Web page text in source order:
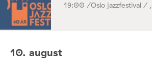
19:00 /Oslo jazzfestival / ,
10. august